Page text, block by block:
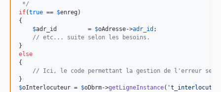
*/
if(true == $enreg )
{
$adr_id
         =
$oAdresse->adr_id ;
// etc... suite selon les besoins.
else
{
// Ici, le code permettant la gestion de l'erreur
$oInterlocuteur = $oDbrm->getLigneInstance( '